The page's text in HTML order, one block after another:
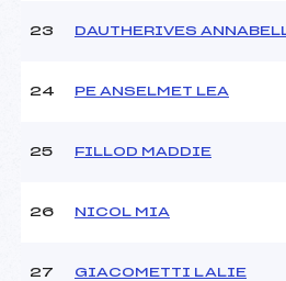
23 DAUTHERIVES
24 PE ANSELMET LEA
25 FILLOD MADDIE
26 NICOL MIA
27 GIACOMETTI LALIE